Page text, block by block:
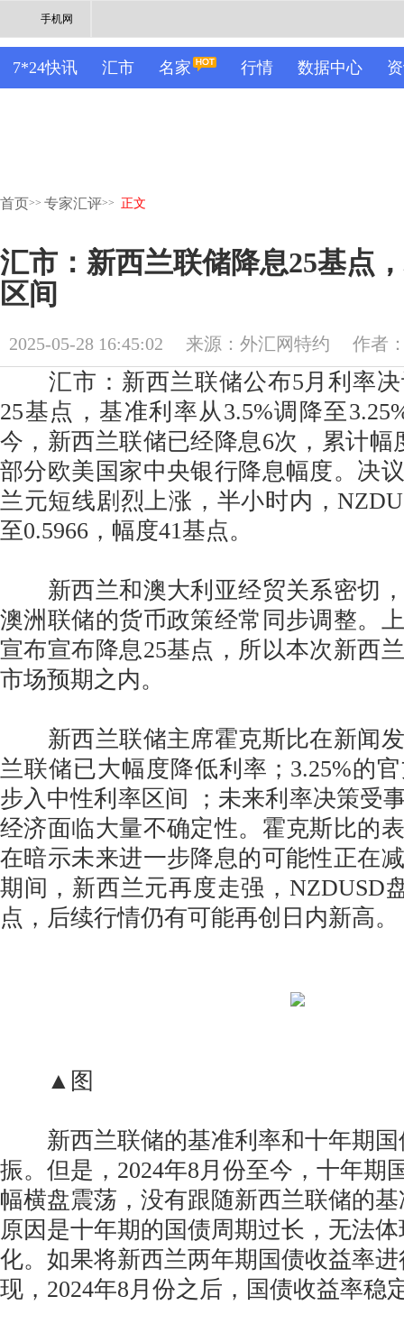
手机网
7*24快讯 汇市 名家 行情 数据中心
首页>> 专家汇评>> 正文
汇市：新西兰联储降息25基点
区间
2025-05-28 16:45:02 来源：外汇网特约 作者
汇市：新西兰联储公布5月利率决
25基点，基准利率从3.5%调降至
今，新西兰联储已经降息6次，累计幅
部分欧美国家中央银行降息幅度。决
兰元短线剧烈上涨，半小时内，
至0.5966，幅度41基点。
新西兰和澳大利亚经贸关系密切，
澳洲联储的货币政策经常同步调整。
宣布宣布降息25基点，所以本次新西
市场预期之内。
新西兰联储主席霍克斯比在新闻发
兰联储已大幅度降低利率；3.25%的
步入中性利率区间 ；未来利率决策受
经济面临大量不确定性。霍克斯比的
在暗示未来进一步降息的可能性正在
期间，新西兰元再度走强，NZDUSD
点，后续行情仍有可能再创日内新高。
▲图
新西兰联储的基准利率和十年期国
振。但是，2024年8月份至今，十年期
幅横盘震荡，没有跟随新西兰联储的
原因是十年期的国债周期过长，无法
化。如果将新西兰两年期国债收益率
现，2024年8月份之后，国债收益率稳